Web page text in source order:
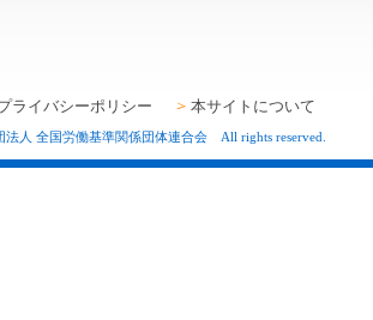
ライバシーポリシー 本サイトについて
人 全国労働基準関係団体連合会 All rights reserved.